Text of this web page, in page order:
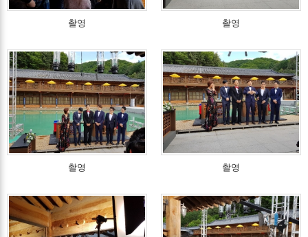
촬영 촬영
촬영 촬영